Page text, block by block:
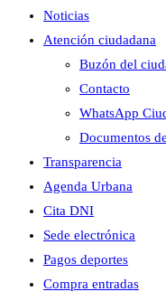
Noticias
Atención ciudadana
Buzón del
Contacto
WhatsApp
Documentos
Transparencia
Agenda Urbana
Cita DNI
Sede electrónica
Pagos deportes
Compra entradas